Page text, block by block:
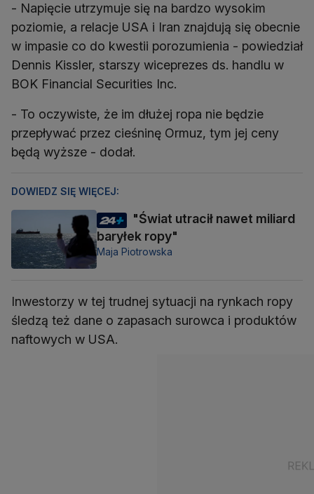
- Napięcie utrzymuje się na bardzo wysokim
poziomie, a relacje USA i Iran znajdują się obecnie
w impasie co do kwestii porozumienia - powiedział
Dennis Kissler, starszy wiceprezes ds. handlu w
BOK Financial Securities Inc.
- To oczywiste, że im dłużej ropa nie będzie
przepływać przez cieśninę Ormuz, tym jej ceny
będą wyższe - dodał.
DOWIEDZ SIĘ WIĘCEJ:
"Świat utracił nawet miliard
baryłek ropy"
Maja Piotrowska
Inwestorzy w tej trudnej sytuacji na rynkach ropy
śledzą też dane o zapasach surowca i produktów
naftowych w USA.